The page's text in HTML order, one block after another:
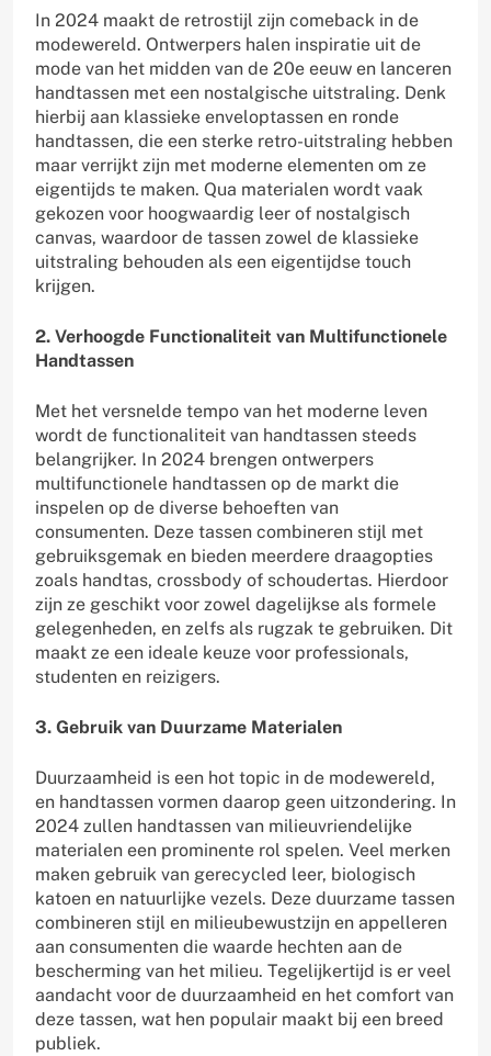
In 2024 maakt de retrostijl zijn comeback in de
modewereld. Ontwerpers halen inspiratie uit de
mode van het midden van de 20e eeuw en lanceren
handtassen met een nostalgische uitstraling. Denk
hierbij aan klassieke enveloptassen en ronde
handtassen, die een sterke retro-uitstraling hebben
maar verrijkt zijn met moderne elementen om ze
eigentijds te maken. Qua materialen wordt vaak
gekozen voor hoogwaardig leer of nostalgisch
canvas, waardoor de tassen zowel de klassieke
uitstraling behouden als een eigentijdse touch
krijgen.
2. Verhoogde Functionaliteit van Multifunctionele
Handtassen
Met het versnelde tempo van het moderne leven
wordt de functionaliteit van handtassen steeds
belangrijker. In 2024 brengen ontwerpers
multifunctionele handtassen op de markt die
inspelen op de diverse behoeften van
consumenten. Deze tassen combineren stijl met
gebruiksgemak en bieden meerdere draagopties
zoals handtas, crossbody of schoudertas. Hierdoor
zijn ze geschikt voor zowel dagelijkse als formele
gelegenheden, en zelfs als rugzak te gebruiken. Dit
maakt ze een ideale keuze voor professionals,
studenten en reizigers.
3. Gebruik van Duurzame Materialen
Duurzaamheid is een hot topic in de modewereld,
en handtassen vormen daarop geen uitzondering. In
2024 zullen handtassen van milieuvriendelijke
materialen een prominente rol spelen. Veel merken
maken gebruik van gerecycled leer, biologisch
katoen en natuurlijke vezels. Deze duurzame tassen
combineren stijl en milieubewustzijn en appelleren
aan consumenten die waarde hechten aan de
bescherming van het milieu. Tegelijkertijd is er veel
aandacht voor de duurzaamheid en het comfort van
deze tassen, wat hen populair maakt bij een breed
publiek.